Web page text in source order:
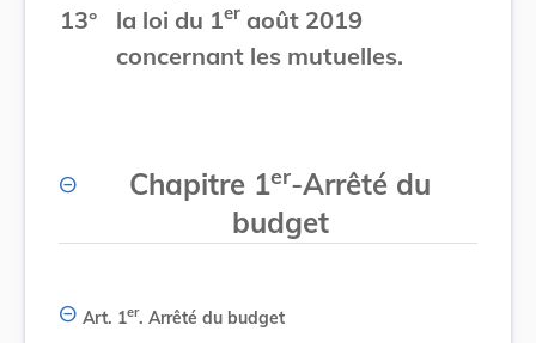
13°
la loi du 1er août 2019
concernant les mutuelles.
Chapitre 1er-Arrêté du
budget
Art. 1er. Arrêté du budget